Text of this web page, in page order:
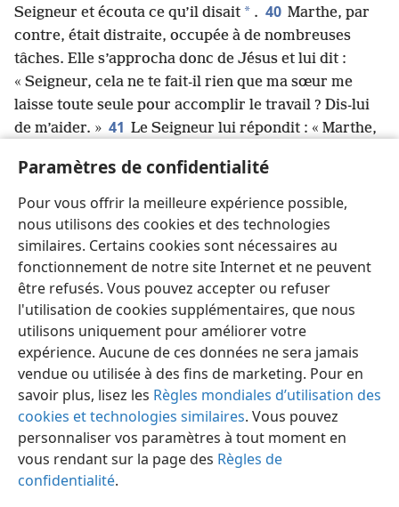
Paramètres de confidentialité
Pour vous offrir la meilleure expérience possible,
nous utilisons des cookies et des technologies
similaires. Certains cookies sont nécessaires au
fonctionnement de notre site Internet et ne peuvent
être refusés. Vous pouvez accepter ou refuser
l'utilisation de cookies supplémentaires, que nous
utilisons uniquement pour améliorer votre
expérience. Aucune de ces données ne sera jamais
vendue ou utilisée à des fins de marketing. Pour en
savoir plus, lisez les Règles mondiales d’utilisation des
cookies et technologies similaires. Vous pouvez
personnaliser vos paramètres à tout moment en
vous rendant sur la page des Règles de
confidentialité.
Seigneur et écouta ce qu’il disait * . 40 Marthe, par
contre, était distraite, occupée à de nombreuses
tâches. Elle s’approcha donc de Jésus et lui dit :
« Seigneur, cela ne te fait-il rien que ma sœur me
laisse toute seule pour accomplir le travail ? Dis-lui
de m’aider. » 41 Le Seigneur lui répondit : « Marthe,
choses. 42 Pourtant, peu de choses sont
nécessaires, ou même une seule+. Marie, elle, a
choisi la meilleure part+, et elle ne lui sera pas
enlevée. »
Français Partager Préférences
Copyright © 2026 Watch Tower Bible and Tract Society of Pennsylvania
Conditions d’utilisation
Règles de confidentialité
Paramètres de confidentialité
JW.ORG Se connecter